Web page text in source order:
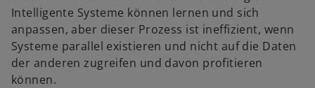
i
n
e
i
Intelligente Systeme können lernen und sich
anpassen, aber dieser Prozess ist ineffizient, wenn
Systeme parallel existieren und nicht auf die Daten
der anderen zugreifen und davon profitieren
können.